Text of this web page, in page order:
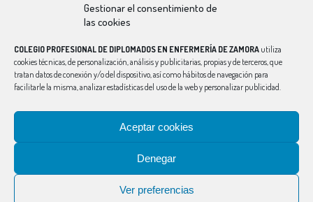
Gestionar el consentimiento de
las cookies
COLEGIO PROFESIONAL DE DIPLOMADOS EN ENFERMERÍA DE ZAMORA utiliza
cookies técnicas, de personalización, análisis y publicitarias, propias y de terceros, que
tratan datos de conexión y/o del dispositivo, así como hábitos de navegación para
facilitarle la misma, analizar estadísticas del uso de la web y personalizar publicidad.
Aceptar cookies
Denegar
Ver preferencias
https://enfermeriazamora.com/enfermeria-y-
especialidades-personal-estatutario-servicio-
plazas/#MATRONA
Twitter
Síguenos en Instagram
BURGOS
Política de Privacidad